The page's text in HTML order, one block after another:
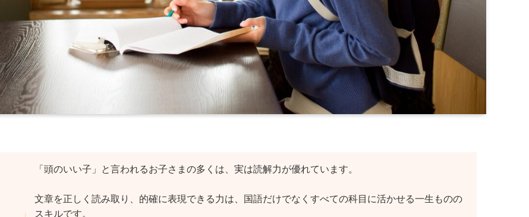
「頭のいい子」と言われるお子さまの多くは、実は読解力が優れています。
文章を正しく読み取り、的確に表現できる力は、国語だけでなくすべての科目に活かせる一生ものの
スキルです。